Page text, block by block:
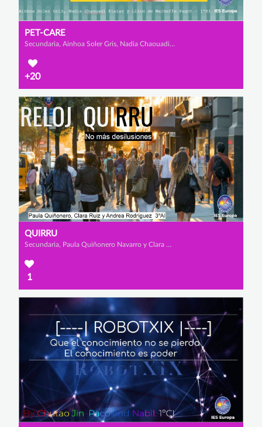
PET-CARE
Secundaria, Ainhoa Soler Gris, Nadia Chaouadi Plazas y Lilou de Marneffe Fagot
+20
QUIRRU
Secundaria, Paula Quiñonero Navarro y Clara Ruiz Salas
1